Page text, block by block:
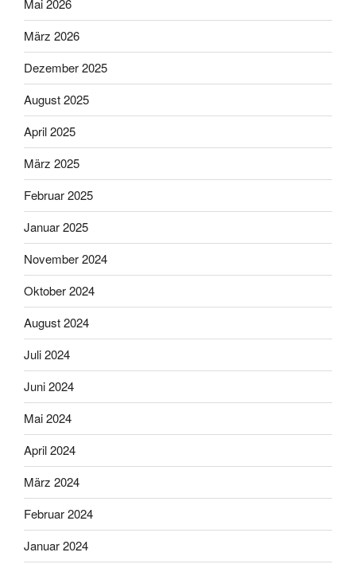
Mai 2026
März 2026
Dezember 2025
August 2025
April 2025
März 2025
Februar 2025
Januar 2025
November 2024
Oktober 2024
August 2024
Juli 2024
Juni 2024
Mai 2024
April 2024
März 2024
Februar 2024
Januar 2024